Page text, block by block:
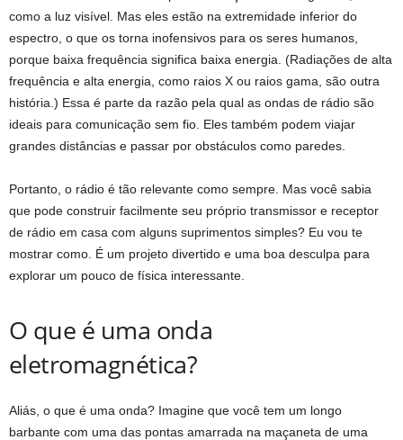
como a luz visível. Mas eles estão na extremidade inferior do
espectro, o que os torna inofensivos para os seres humanos,
porque baixa frequência significa baixa energia. (Radiações de alta
frequência e alta energia, como raios X ou raios gama, são outra
história.) Essa é parte da razão pela qual as ondas de rádio são
ideais para comunicação sem fio. Eles também podem viajar
grandes distâncias e passar por obstáculos como paredes.
Portanto, o rádio é tão relevante como sempre. Mas você sabia
que pode construir facilmente seu próprio transmissor e receptor
de rádio em casa com alguns suprimentos simples? Eu vou te
mostrar como. É um projeto divertido e uma boa desculpa para
explorar um pouco de física interessante.
O que é uma onda
eletromagnética?
Aliás, o que é uma onda? Imagine que você tem um longo
barbante com uma das pontas amarrada na maçaneta de uma